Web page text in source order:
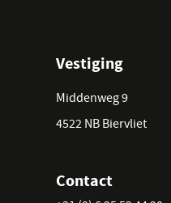
Vestiging
Middenweg 9
4522 NB Biervliet
Contact